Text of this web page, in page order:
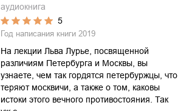
аудиокнига
5
Год написания книги 2019
На лекции Льва Лурье, посвященной
различиям Петербурга и Москвы, вы
узнаете, чем так гордятся петербуржцы, что
теряют москвичи, а также о том, каковы
истоки этого вечного противостояния. Так